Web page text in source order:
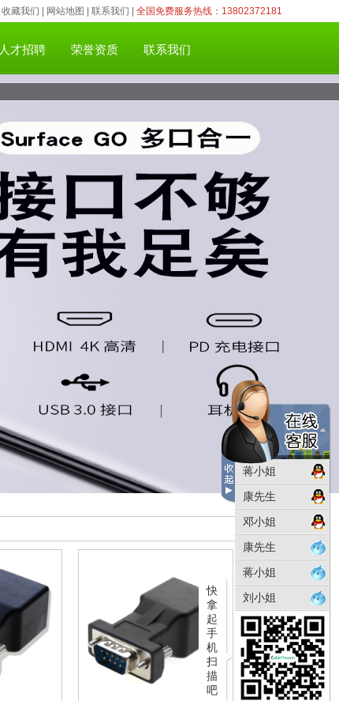
收藏我们 网站地图 联系我们 全国免费服务热线：13802372181
人才招聘 荣誉资质 联系我们
蒋小姐
康先生
邓小姐
康先生
蒋小姐
刘小姐
快
拿
起
手
机
扫
描
吧